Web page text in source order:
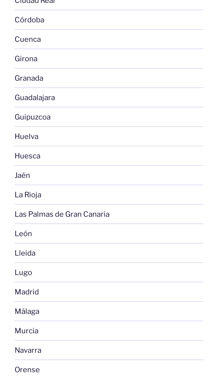
Córdoba
Cuenca
Girona
Granada
Guadalajara
Guipuzcoa
Huelva
Huesca
Jaén
La Rioja
Las Palmas de Gran Canaria
León
Lleida
Lugo
Madrid
Málaga
Murcia
Navarra
Orense